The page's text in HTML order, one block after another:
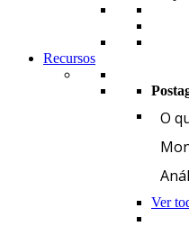
Recursos
O
Ver